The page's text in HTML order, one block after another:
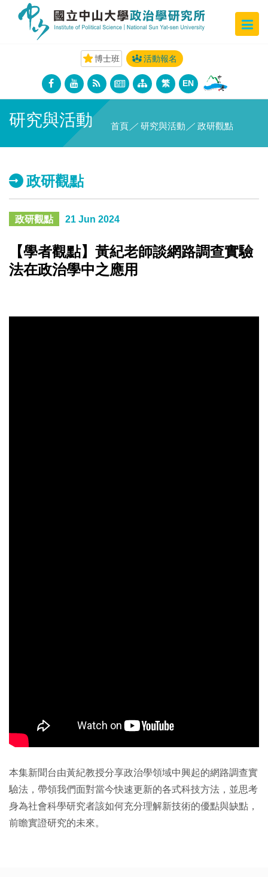
博士班 活動報名
繁 EN
研究與活動 首頁 ／ 研究與活動 ／ 政研觀點
政研觀點
政研觀點 21 Jun 2024
【學者觀點】黃紀老師談網路調查實驗
法在政治學中之應用
本集新聞台由黃紀教授分享政治學領域中興起的網路調查實
驗法，帶領我們面對當今快速更新的各式科技方法，並思考
身為社會科學研究者該如何充分理解新技術的優點與缺點，
前瞻實證研究的未來。